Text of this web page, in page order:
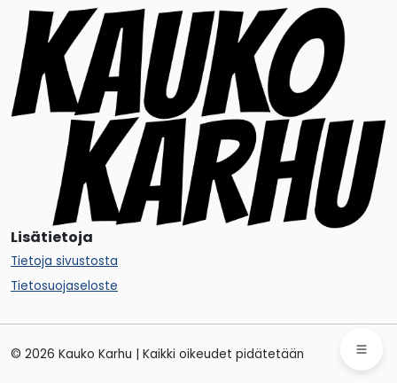
Lisätietoja
Tietoja sivustosta
Tietosuojaseloste
© 2026 Kauko Karhu | Kaikki oikeudet pidätetään